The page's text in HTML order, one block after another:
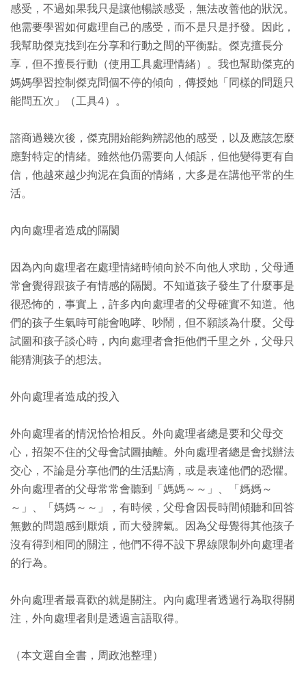
感受，不過如果我只是讓他暢談感受，無法改善他的狀況。
他需要學習如何處理自己的感受，而不是只是抒發。因此，
我幫助傑克找到在分享和行動之間的平衡點。傑克擅長分
享，但不擅長行動（使用工具處理情緒）。我也幫助傑克的
媽媽學習控制傑克問個不停的傾向，傳授她「同樣的問題只
能問五次」（工具4）。
諮商過幾次後，傑克開始能夠辨認他的感受，以及應該怎麼
應對特定的情緒。雖然他仍需要向人傾訴，但他變得更有自
信，他越來越少拘泥在負面的情緒，大多是在講他平常的生
活。
內向處理者造成的隔閡
因為內向處理者在處理情緒時傾向於不向他人求助，父母通
常會覺得跟孩子有情感的隔閡。不知道孩子發生了什麼事是
很恐怖的，事實上，許多內向處理者的父母確實不知道。他
們的孩子生氣時可能會咆哮、吵鬧，但不願談為什麼。父母
試圖和孩子談心時，內向處理者會拒他們千里之外，父母只
能猜測孩子的想法。
外向處理者造成的投入
外向處理者的情況恰恰相反。外向處理者總是要和父母交
心，招架不住的父母會試圖抽離。外向處理者總是會找辦法
交心，不論是分享他們的生活點滴，或是表達他們的恐懼。
外向處理者的父母常常會聽到「媽媽～～」、「媽媽～
～」、「媽媽～～」，有時候，父母會因長時間傾聽和回答
無數的問題感到厭煩，而大發脾氣。因為父母覺得其他孩子
沒有得到相同的關注，他們不得不設下界線限制外向處理者
的行為。
外向處理者最喜歡的就是關注。內向處理者透過行為取得關
注，外向處理者則是透過言語取得。
（本文選自全書，周政池整理）